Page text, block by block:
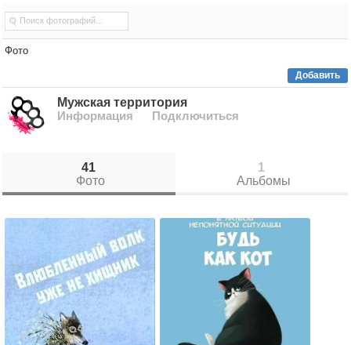
Фото
Добавить
Мужская территория
Информация
Подключиться
41
Фото
1
Альбомы